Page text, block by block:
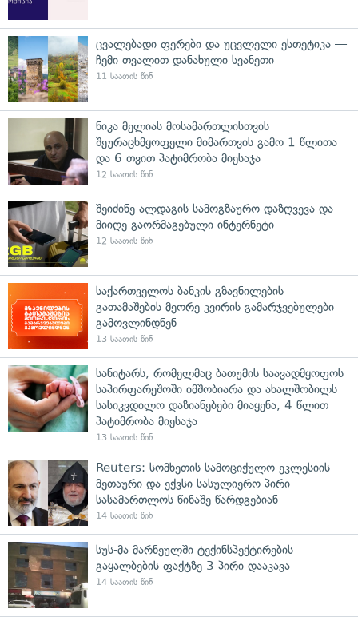
ცვალებადი ფერები და უცვლელი ესთეტიკა —
ჩემი თვალით დანახული სვანეთი
11 საათის წინ
ნიკა მელიას მოსამართლისთვის
შეურაცხმყოფელი მიმართვის გამო 1 წლითა
და 6 თვით პატიმრობა მიესაჯა
12 საათის წინ
შეიძინე ალდაგის სამოგზაურო დაზღვევა და
მიიღე გაორმაგებული ინტერნეტი
12 საათის წინ
საქართველოს ბანკის გზავნილების
გათამაშების მეორე კვირის გამარჯვებულები
გამოვლინდნენ
13 საათის წინ
სანიტარს, რომელმაც ბათუმის საავადმყოფოს
საპირფარეშოში იმშობიარა და ახალშობილს
სასიკვდილო დაზიანებები მიაყენა, 4 წლით
პატიმრობა მიესაჯა
13 საათის წინ
Reuters: სომხეთის სამოციქულო ეკლესიის
მეთაური და ექვსი სასულიერო პირი
სასამართლოს წინაშე წარდგებიან
14 საათის წინ
სუს-მა მარნეულში ტექინსპექტირების
გაყალბების ფაქტზე 3 პირი დააკავა
14 საათის წინ